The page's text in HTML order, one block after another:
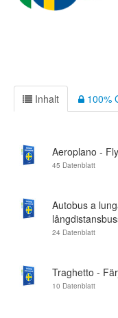
Inhalt 100%
Aeroplano -
45 Datenblatt
Autobus a
24 Datenblatt
Traghetto -
10 Datenblatt